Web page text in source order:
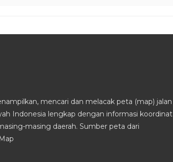
mencari dan melacak peta (map) jalan
Indonesia lengkap dengan informasi koordinat
masing daerah. Sumber peta dari